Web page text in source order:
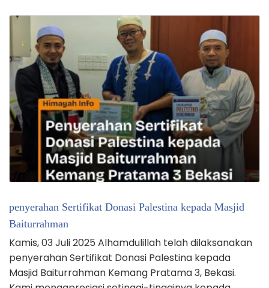
penyerahan Sertifikat Donasi Palestina kepada Masjid
Baiturrahman
Kamis, 03 Juli 2025 Alhamdulillah telah dilaksanakan
penyerahan Sertifikat Donasi Palestina kepada
Masjid Baiturrahman Kemang Pratama 3, Bekasi.